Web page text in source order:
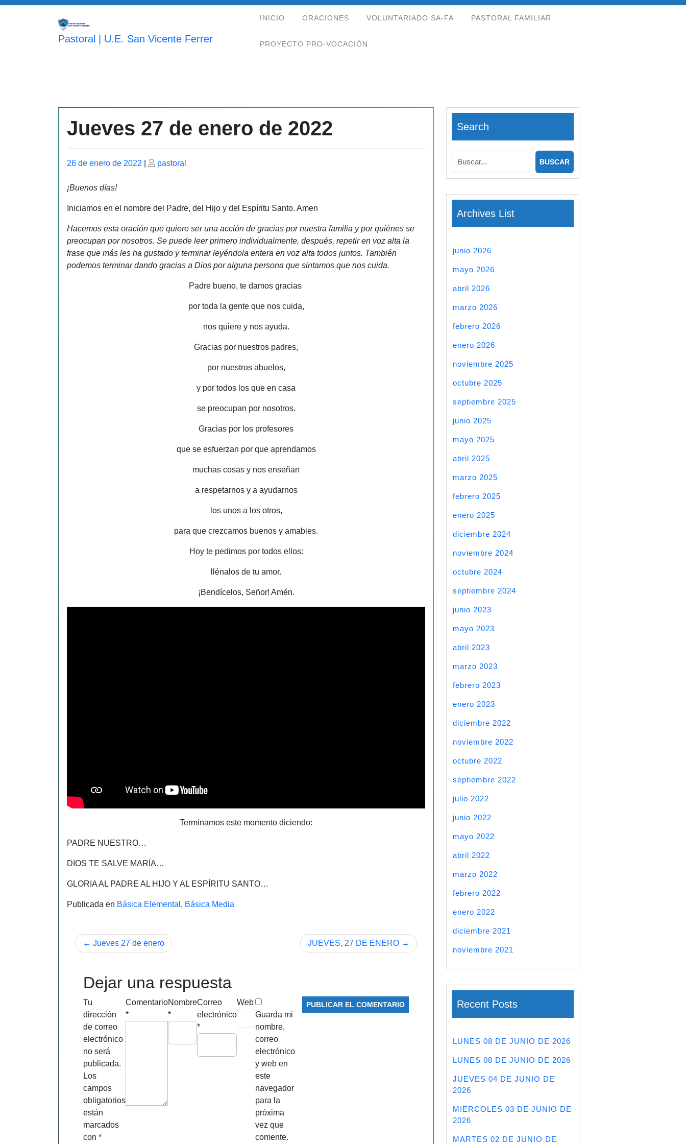
Saltar
Pastoral | U.E. San Vicente Ferrer
INICIO ORACIONES VOLUNTARIADO SA-FA PASTORAL FAMILIAR
PROYECTO PRO-VOCACIÓN
Jueves 27 de enero de 2022
Publicado
26 de enero de 2022
Publicado
pastoral
¡Buenos días!
Iniciamos en el nombre del Padre, del Hijo y del Espíritu Santo. Amen
Hacemos esta oración que quiere ser una acción de gracias por nuestra familia y por quiénes se
preocupan por nosotros. Se puede leer primero individualmente, después, repetir en voz alta la
frase que más les ha gustado y terminar leyéndola entera en voz alta todos juntos. También
podemos terminar dando gracias a Dios por alguna persona que sintamos que nos cuida.
Padre bueno, te damos gracias
por toda la gente que nos cuida,
nos quiere y nos ayuda.
Gracias por nuestros padres,
por nuestros abuelos,
y por todos los que en casa
se preocupan por nosotros.
Gracias por los profesores
que se esfuerzan por que aprendamos
muchas cosas y nos enseñan
a respetarnos y a ayudarnos
los unos a los otros,
para que crezcamos buenos y amables.
Hoy te pedimos por todos ellos:
llénalos de tu amor.
¡Bendícelos, Señor! Amén.
Terminamos este momento diciendo:
PADRE NUESTRO…
DIOS TE SALVE MARÍA…
GLORIA AL PADRE AL HIJO Y AL ESPÍRITU SANTO…
Publicada en Básica Elemental , Básica Media
Navegación
entradas
Jueves 27 de enero JUEVES, 27 DE ENERO
Dejar una respuesta
Tu
dirección
de correo
electrónico
no será
publicada.
Los
campos
obligatorios
están
marcados
con *
Comentario
*
Nombre
*
Correo
electrónico
*
Web
Guarda mi
nombre,
correo
electrónico
y web en
este
navegador
para la
próxima
vez que
comente.
Search
Archives List
junio 2026
mayo 2026
abril 2026
marzo 2026
febrero 2026
enero 2026
noviembre 2025
octubre 2025
septiembre 2025
junio 2025
mayo 2025
abril 2025
marzo 2025
febrero 2025
enero 2025
diciembre 2024
noviembre 2024
octubre 2024
septiembre 2024
junio 2023
mayo 2023
abril 2023
marzo 2023
febrero 2023
enero 2023
diciembre 2022
noviembre 2022
octubre 2022
septiembre 2022
julio 2022
junio 2022
mayo 2022
abril 2022
marzo 2022
febrero 2022
enero 2022
diciembre 2021
noviembre 2021
Recent Posts
LUNES 08 DE JUNIO DE 2026
LUNES 08 DE JUNIO DE 2026
JUEVES 04 DE JUNIO DE
2026
MIERCOLES 03 DE JUNIO DE
2026
MARTES 02 DE JUNIO DE